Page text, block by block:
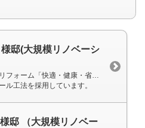
邸(大規模リノベーシ
まるごと断熱リフォーム「快適・健康・省エネの家」
ル工法を採用しています。
邸 （大規模リノベー